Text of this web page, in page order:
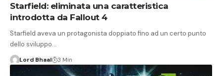
Starfield: eliminata una caratteristica
introdotta da Fallout 4
Starfield aveva un protagonista doppiato fino ad un certo punto
dello sviluppo…
Lord Bhaal 3 Min